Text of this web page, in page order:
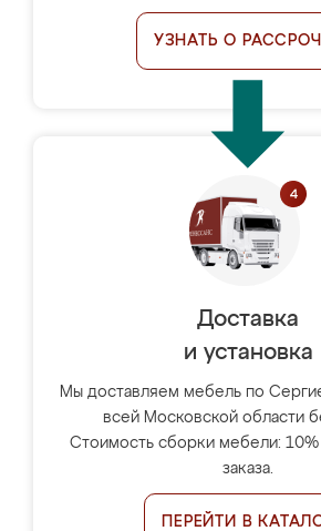
УЗНАТЬ О
Доставка
и установка
Мы доставляем мебель по
всей Московской области
Стоимость сборки мебели: 10%
заказа.
ПЕРЕЙТИ В